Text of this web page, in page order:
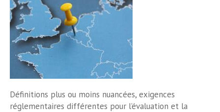
Définitions plus ou moins nuancées, exigences
réglementaires différentes pour l’évaluation et la